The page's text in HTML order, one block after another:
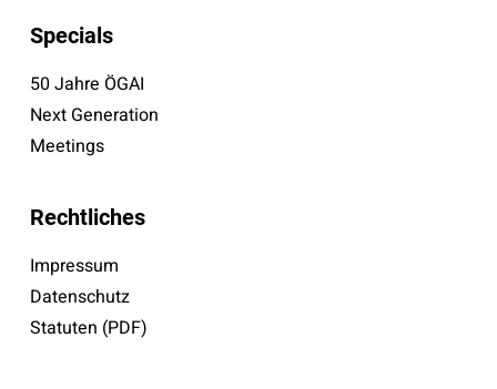
Specials
50 Jahre ÖGAI
Next Generation
Meetings
Rechtliches
Impressum
Datenschutz
Statuten (PDF)